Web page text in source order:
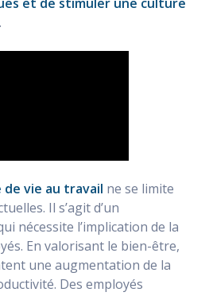
.
vie au travail ne se limite
Il s’agit d’un
nécessite l’implication de la
En valorisant le bien-être,
une augmentation de la
Des employés